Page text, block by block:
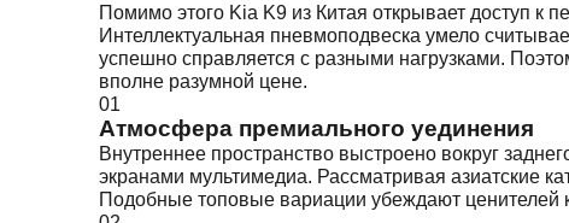
Помимо этого Kia K9 из Китая открывает доступ к
Интеллектуальная пневмоподвеска умело
успешно справляется с разными нагрузками.
вполне разумной цене.
01
Атмосфера премиального уединения
Внутреннее пространство выстроено вокруг
экранами мультимедиа. Рассматривая азиатские
Подобные топовые вариации убеждают ценителей